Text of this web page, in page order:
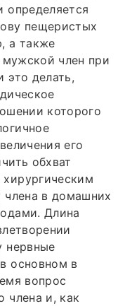
определяется
пещеристых
а также
мужской член при
это делать,
которого
его
обхват
члена в домашних
Длина
нервные
основном в
вопрос
члена и, как